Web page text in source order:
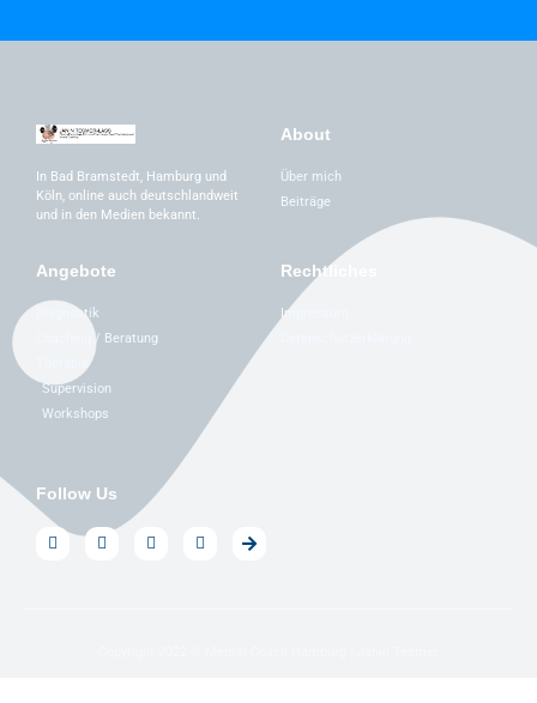
In Bad Bramstedt, Hamburg und
Köln, online auch deutschlandweit
und in den Medien bekannt.
About
Über mich
Beiträge
Angebote
Diagnostik
Coaching / Beratung
Supervision
Workshops
Rechtliches
Impressum
Follow Us